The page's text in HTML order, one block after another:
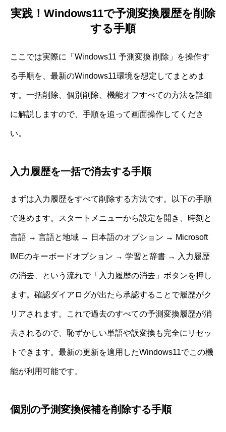
実践！Windows11で予測変換履歴を削除
する手順
ここでは実際に「Windows11 予測変換 削除」を操作す
る手順を、最新のWindows11環境を想定してまとめま
す。一括削除、個別削除、機能オフすべての方法を詳細
に解説しますので、手順を追って画面操作してくださ
い。
入力履歴を一括で消去する手順
まずは入力履歴をすべて削除する方法です。以下の手順
で進めます。スタートメニューから設定を開き、時刻と
言語 → 言語と地域 → 日本語のオプション → Microsoft
IMEのキーボードオプション → 学習と辞書 → 入力履歴
の消去、という流れで「入力履歴の消去」ボタンを押し
ます。確認ダイアログが出たら承認することで履歴がク
リアされます。これで過去のすべての予測変換履歴が消
去されるので、恥ずかしい単語や誤変換も完全にリセッ
トできます。最新の更新を適用したWindows11でこの機
能が利用可能です。
個別の予測変換候補を削除する手順